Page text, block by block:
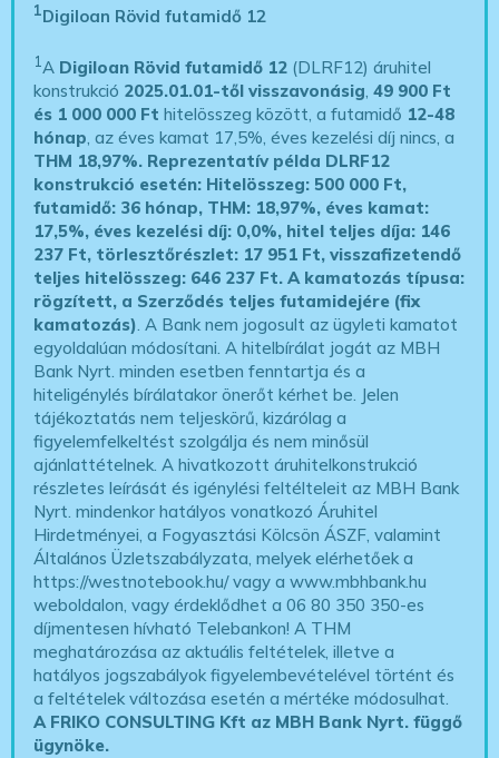
1Digiloan Rövid futamidő 12
1A Digiloan Rövid futamidő 12 (DLRF12) áruhitel
konstrukció 2025.01.01-től visszavonásig,49 900 Ft
és 1 000 000 Ft hitelösszeg között, a futamidő 12-48
hónap, az éves kamat 17,5%, éves kezelési díj nincs, a
THM 18,97%. Reprezentatív példa DLRF12
konstrukció esetén: Hitelösszeg: 500 000 Ft,
futamidő: 36 hónap, THM: 18,97%, éves kamat:
17,5%, éves kezelési díj: 0,0%, hitel teljes díja: 146
237 Ft, törlesztőrészlet: 17 951 Ft, visszafizetendő
teljes hitelösszeg: 646 237 Ft.A kamatozás típusa:
rögzített, a Szerződés teljes futamidejére (fix
kamatozás). A Bank nem jogosult az ügyleti kamatot
egyoldalúan módosítani. A hitelbírálat jogát az MBH
Bank Nyrt. minden esetben fenntartja és a
hiteligénylés bírálatakor önerőt kérhet be. Jelen
tájékoztatás nem teljeskörű, kizárólag a
figyelemfelkeltést szolgálja és nem minősül
ajánlattételnek. A hivatkozott áruhitelkonstrukció
részletes leírását és igénylési feltélteleit az MBH Bank
Nyrt. mindenkor hatályos vonatkozó Áruhitel
Hirdetményei, a Fogyasztási Kölcsön ÁSZF, valamint
Általános Üzletszabályzata, melyek elérhetőek a
https://westnotebook.hu/vagy a www.mbhbank.hu
weboldalon, vagy érdeklődhet a 06 80 350 350-es
díjmentesen hívható Telebankon! A THM
meghatározása az aktuális feltételek, illetve a
hatályos jogszabályok figyelembevételével történt és
a feltételek változása esetén a mértéke módosulhat.
A FRIKO CONSULTING Kft az MBH Bank Nyrt. függő
ügynöke.